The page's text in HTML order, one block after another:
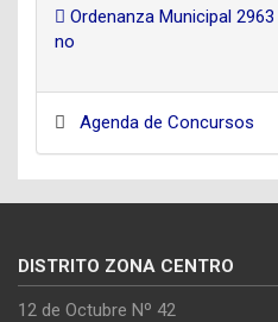
Ordenanza Municipal
no
Agenda de Concursos
DISTRITO ZONA CENTRO
12 de Octubre Nº 42